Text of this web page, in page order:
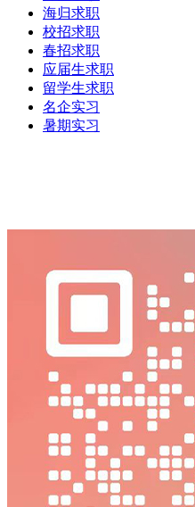
海归求职
校招求职
春招求职
应届生求职
留学生求职
名企实习
暑期实习